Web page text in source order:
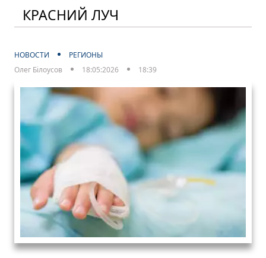
КРАСНИЙ ЛУЧ
НОВОСТИ
РЕГИОНЫ
Олег Білоусов
18:05:2026 18:39